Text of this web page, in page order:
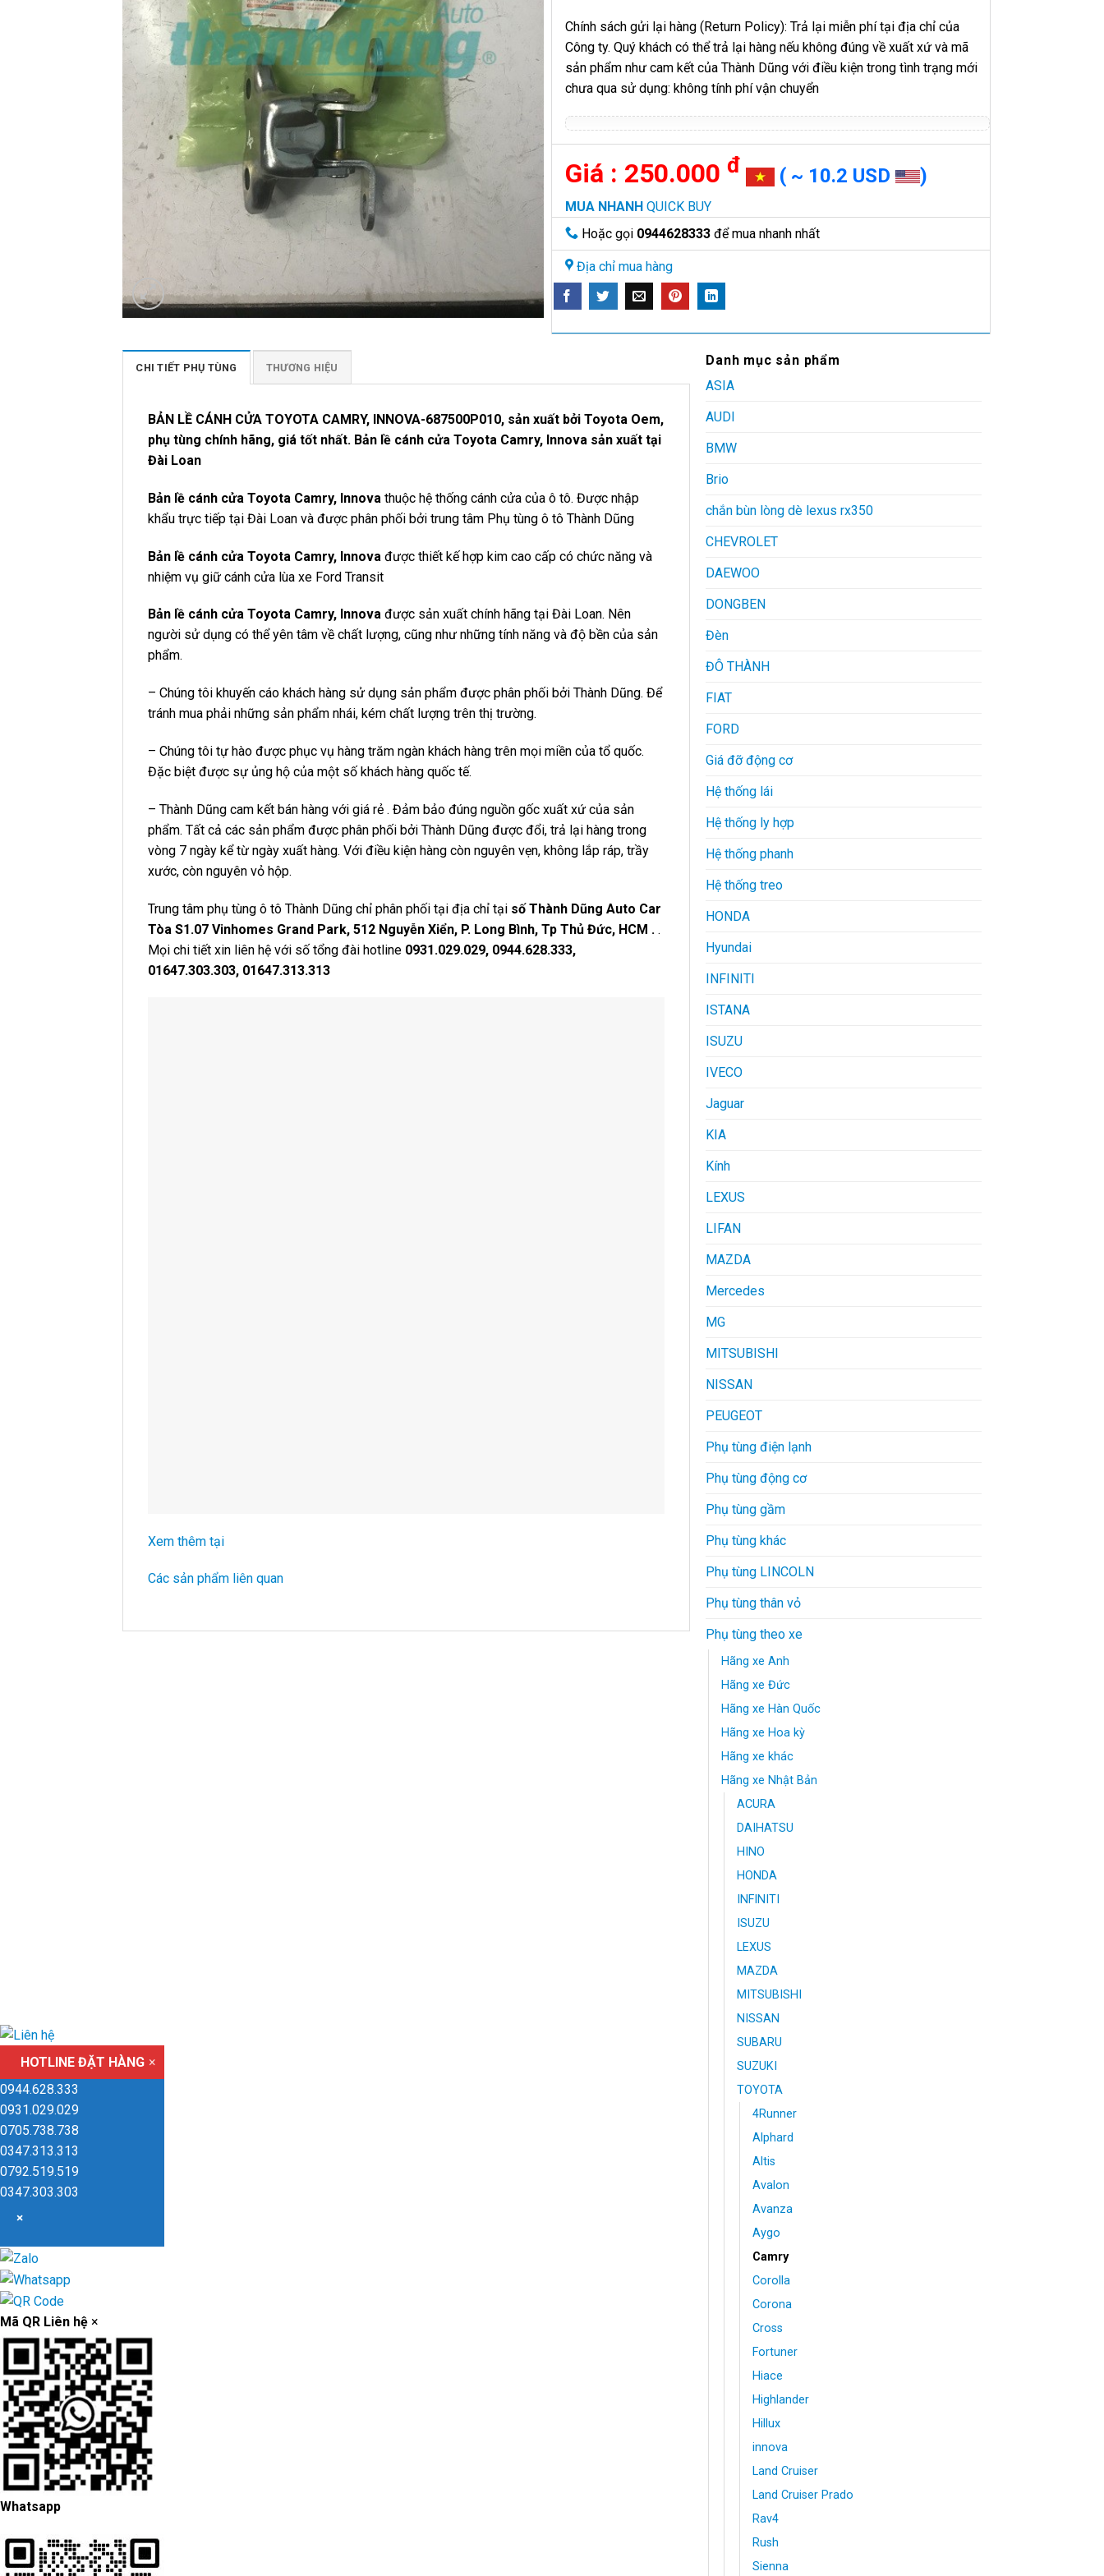
Chính sách gửi lại hàng (Return Policy): Trả lại miễn phí tại địa chỉ của
Công ty. Quý khách có thể trả lại hàng nếu không đúng về xuất xứ và mã
sản phẩm như cam kết của Thành Dũng với điều kiện trong tình trạng mới
chưa qua sử dụng: không tính phí vận chuyển
250.000 đ ( ~ 10.2 USD )
MUA NHANH QUICK BUY
Hoặc gọi 0944628333 để mua nhanh nhất
Địa chỉ mua hàng
CHI TIẾT PHỤ TÙNG THƯƠNG HIỆU
BẢN LỀ CÁNH CỬA TOYOTA CAMRY, INNOVA-687500P010, sản xuất bởi Toyota Oem,
phụ tùng chính hãng, giá tốt nhất. Bản lề cánh cửa Toyota Camry, Innova sản xuất tại
Đài Loan
Bản lề cánh cửa Toyota Camry, Innova thuộc hệ thống cánh cửa của ô tô. Được nhập
khẩu trực tiếp tại Đài Loan và được phân phối bởi trung tâm Phụ tùng ô tô Thành Dũng
Bản lề cánh cửa Toyota Camry, Innova được thiết kế hợp kim cao cấp có chức năng và
nhiệm vụ giữ cánh cửa lùa xe Ford Transit
Bản lề cánh cửa Toyota Camry, Innova được sản xuất chính hãng tại Đài Loan. Nên
người sử dụng có thể yên tâm về chất lượng, cũng như những tính năng và độ bền của sản
phẩm.
– Chúng tôi khuyến cáo khách hàng sử dụng sản phẩm được phân phối bởi Thành Dũng. Để
tránh mua phải những sản phẩm nhái, kém chất lượng trên thị trường.
– Chúng tôi tự hào được phục vụ hàng trăm ngàn khách hàng trên mọi miền của tổ quốc.
Đặc biệt được sự ủng hộ của một số khách hàng quốc tế.
– Thành Dũng cam kết bán hàng với giá rẻ . Đảm bảo đúng nguồn gốc xuất xứ của sản
phẩm. Tất cả các sản phẩm được phân phối bởi Thành Dũng được đổi, trả lại hàng trong
vòng 7 ngày kể từ ngày xuất hàng. Với điều kiện hàng còn nguyên vẹn, không lắp ráp, trầy
xước, còn nguyên vỏ hộp.
Trung tâm phụ tùng ô tô Thành Dũng chỉ phân phối tại địa chỉ tại số Thành Dũng Auto Car
Tòa S1.07 Vinhomes Grand Park, 512 Nguyễn Xiển, P. Long Bình, Tp Thủ Đức, HCM . .
Mọi chi tiết xin liên hệ với số tổng đài hotline 0931.029.029, 0944.628.333,
01647.303.303, 01647.313.313
Xem thêm tại
Các sản phẩm liên quan
Danh mục sản phẩm
ASIA
AUDI
BMW
Brio
chắn bùn lòng dè lexus rx350
CHEVROLET
DAEWOO
DONGBEN
Đèn
ĐÔ THÀNH
FIAT
FORD
Giá đỡ động cơ
Hệ thống lái
Hệ thống ly hợp
Hệ thống phanh
Hệ thống treo
HONDA
Hyundai
INFINITI
ISTANA
ISUZU
IVECO
Jaguar
KIA
Kính
LEXUS
LIFAN
MAZDA
Mercedes
MG
MITSUBISHI
NISSAN
PEUGEOT
Phụ tùng điện lạnh
Phụ tùng động cơ
Phụ tùng gầm
Phụ tùng khác
Phụ tùng LINCOLN
Phụ tùng thân vỏ
Phụ tùng theo xe
Hãng xe Anh
Hãng xe Đức
Hãng xe Hàn Quốc
Hãng xe Hoa kỳ
Hãng xe khác
Hãng xe Nhật Bản
ACURA
DAIHATSU
HINO
HONDA
INFINITI
ISUZU
LEXUS
MAZDA
MITSUBISHI
NISSAN
SUBARU
SUZUKI
TOYOTA
4Runner
Alphard
Altis
Avalon
Avanza
Aygo
Camry
Corolla
Corona
Cross
Fortuner
Hiace
Highlander
Hillux
innova
Land Cruiser
Land Cruiser Prado
Rav4
Rush
Sienna
HOTLINE ĐẶT HÀNG ×
0944.628.333
0931.029.029
0705.738.738
0347.313.313
0792.519.519
0347.303.303
×
Mã QR Liên hệ ×
Whatsapp